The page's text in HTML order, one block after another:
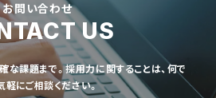
お問い合わせ
US
な課題まで。採用力に関することは、何で
軽にご相談ください。